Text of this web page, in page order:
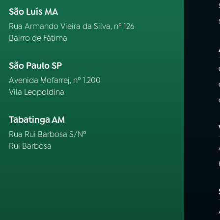
São Luís MA
Rua Armando Vieira da Silva, nº 126
Bairro de Fátima
São Paulo SP
Avenida Mofarrej, nº 1.200
Vila Leopoldina
Tabatinga AM
Rua Rui Barbosa S/Nº
Rui Barbosa